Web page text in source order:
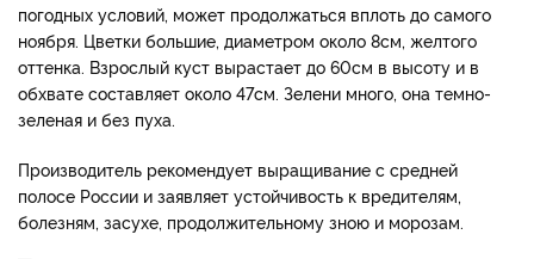
погодных условий, может продолжаться вплоть до самого
ноября. Цветки большие, диаметром около 8см, желтого
оттенка. Взрослый куст вырастает до 60см в высоту и в
обхвате составляет около 47см. Зелени много, она темно-
зеленая и без пуха.
Производитель рекомендует выращивание с средней
полосе России и заявляет устойчивость к вредителям,
болезням, засухе, продолжительному зною и морозам.